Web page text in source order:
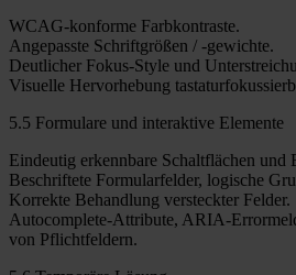
WCAG-konforme Farbkontraste.
Angepasste Schriftgrößen / -gewichte.
Deutlicher Fokus-Style und
Visuelle Hervorhebung
5.5 Formulare und interaktive Elemente
Eindeutig erkennbare Schaltflächen und
Beschriftete Formularfelder, logische
Korrekte Behandlung versteckter Felder.
Autocomplete-Attribute, ARIA-
von Pflichtfeldern.